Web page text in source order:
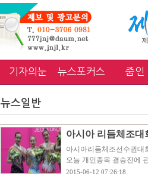
기자의눈 뉴스포커스 줌인
뉴스일반
아시아 리듬체조대
아시아리듬체조선수권대
오늘 개인종목 결승전에
2015-06-12 07:26:18